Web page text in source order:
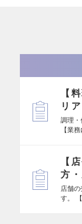
【
リ
調理・
【業
【
方
店舗
す。